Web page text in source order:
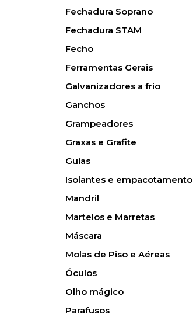
Fechadura Soprano
Fechadura STAM
Fecho
Ferramentas Gerais
Galvanizadores a frio
Ganchos
Grampeadores
Graxas e Grafite
Guias
Isolantes e empacotamento
Mandril
Martelos e Marretas
Máscara
Molas de Piso e Aéreas
Óculos
Olho mágico
Parafusos